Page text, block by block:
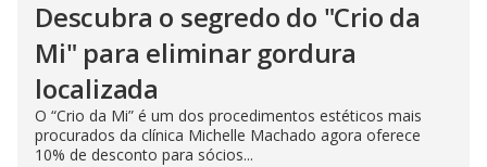
Descubra o segredo do "Crio da
Mi" para eliminar gordura
localizada
O “Crio da Mi” é um dos procedimentos estéticos mais
procurados da clínica Michelle Machado agora oferece
10% de desconto para sócios...